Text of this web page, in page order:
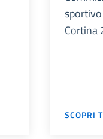
Cortina
SCOPRI